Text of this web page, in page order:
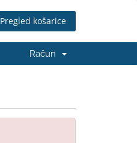
Pregled košarice
Račun